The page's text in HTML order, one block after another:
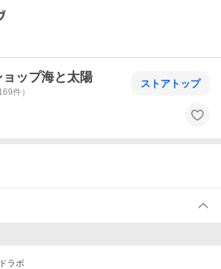
ップ海と太陽
件）
ストアトップ
ラボ